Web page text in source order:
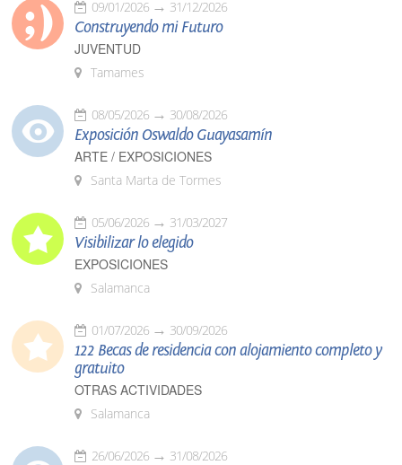
09/01/2026 31/12/2026
Construyendo mi Futuro
JUVENTUD
Tamames
08/05/2026 30/08/2026
Exposición Oswaldo Guayasamín
ARTE / EXPOSICIONES
Santa Marta de Tormes
05/06/2026 31/03/2027
Visibilizar lo elegido
EXPOSICIONES
Salamanca
01/07/2026 30/09/2026
122 Becas de residencia con alojamiento completo y
gratuito
OTRAS ACTIVIDADES
Salamanca
26/06/2026 31/08/2026